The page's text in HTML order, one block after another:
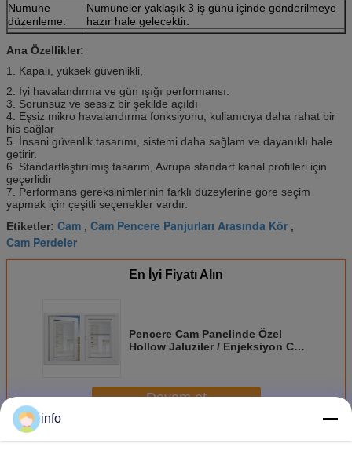
Numune
düzenleme:
Numuneler yaklaşık 3 iş günü içinde gönderilmeye
hazır hale gelecektir.
Ana Özellikler:
1. Kapalı, yüksek güvenlikli,
2. İyi havalandırma ve gün ışığı performansı.
3. Sorunsuz ve sessiz bir şekilde açıldı
4. Eşsiz mikro havalandırma fonksiyonu, kullanıcıya daha rahat bir
his sağlar
5. İnsani güvenlik tasarımı, sistemi daha sağlam ve dayanıklı hale
getirir.
6. Standartlaştırılmış tasarım, Avrupa standart kanal profilleri için
geçerlidir
7. Performans gereksinimlerinin farklı düzeylerine göre seçim
yapmak için çeşitli seçenekler vardır.
Etiketler: Cam , Cam Pencere Panjurları Arasında Kör ,
Cam Perdeler
En İyi Fiyatı Alın
Pencere Cam Panelinde Özel
Hollow Jaluziler / Enjeksiyon Cam
Devam et
DahaCam İçindeki Jaluziler
info